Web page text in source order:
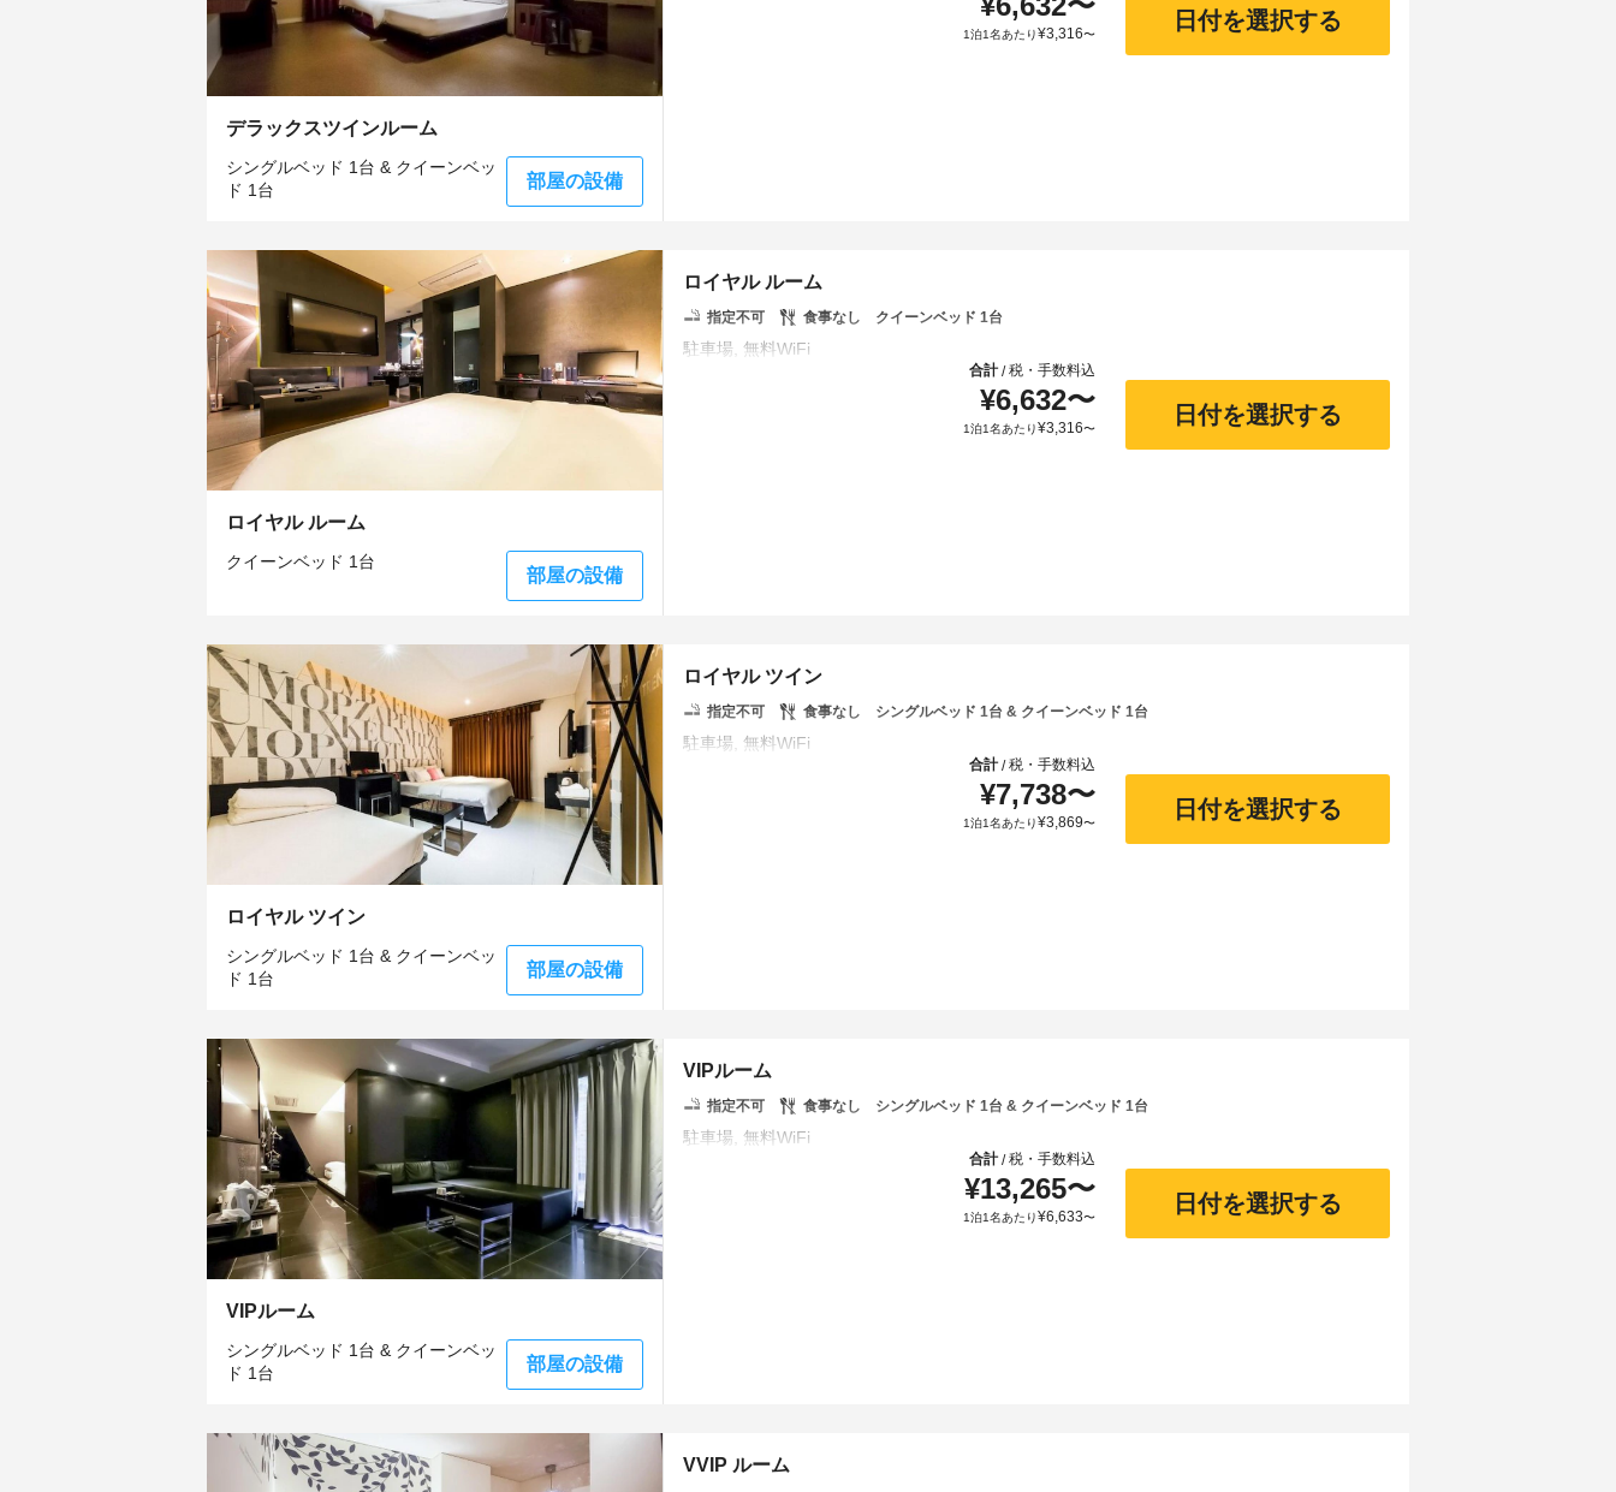
デラックスツインルーム
シングルベッド 1台 & クイーンベッ
ド 1台
部屋の設備
1泊1名あたり¥3,316〜
日付を選択する
ロイヤル ルーム
クイーンベッド 1台
部屋の設備
ロイヤル ルーム
指定不可 食事なし クイーンベッド 1台
合計/税・手数料込
¥6,632〜
1泊1名あたり¥3,316〜
日付を選択する
ロイヤル ツイン
シングルベッド 1台 & クイーンベッ
ド 1台
部屋の設備
ロイヤル ツイン
指定不可 食事なし シングルベッド 1台 & クイーンベッド 1台
合計/税・手数料込
¥7,738〜
1泊1名あたり¥3,869〜
日付を選択する
VIPルーム
シングルベッド 1台 & クイーンベッ
ド 1台
部屋の設備
VIPルーム
指定不可 食事なし シングルベッド 1台 & クイーンベッド 1台
合計/税・手数料込
¥13,265〜
1泊1名あたり¥6,633〜
日付を選択する
VVIP ルーム